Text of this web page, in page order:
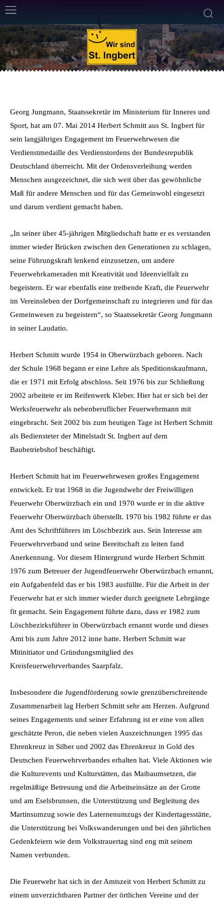
9. Mai 2014 Von Frank Leyendecker Min. Lesezeit
Georg Jungmann, Staatssekretär im Ministerium für Inneres und
Sport, hat am 07. Mai 2014 Herbert Schmitt aus St. Ingbert für
sein langjähriges Engagement im Feuerwehrwesen die
Verdienstmedaille des Verdienstordens der Bundesrepublik
Deutschland überreicht. Mit der Ordensverleihung werden
Menschen ausgezeichnet, die sich weit über das gewöhnliche
Maß für andere Menschen und für das Gemeinwohl eingesetzt
und darum verdient gemacht haben.
„In seiner über 45-jährigen Mitgliedschaft hatte er es verstanden
immer wieder Brücken zwischen den Generationen zu schlagen,
seine Führungskraft lenkend einzusetzen, um andere
Feuerwehrkameraden mit Kreativität und Ideenvielfalt zu
begeistern. Er war ebenfalls eine treibende Kraft, die Feuerwehr
im Vereinsleben der Dorfgemeinschaft zu integrieren und für das
Gemeinwesen zu begeistern“, so Staatssekretär Georg Jungmann
in seiner Laudatio.
Herbert Schmitt wurde 1954 in Oberwürzbach geboren. Nach
der Schule 1968 begann er eine Lehre als Speditionskaufmann,
die er 1971 mit Erfolg abschloss. Seit 1976 bis zur Schließung
2002 arbeitete er im Reifenwerk Kleber. Hier hat er sich bei der
Werksfeuerwehr als nebenberuflicher Feuerwehrmann mit
eingebracht. Seit 2002 bis zum heutigen Tage ist Herbert Schmitt
als Bediensteter der Mittelstadt St. Ingbert auf dem
Baubetriebshof beschäftigt.
Herbert Schmitt hat im Feuerwehrwesen großes Engagement
entwickelt. Er trat 1968 in die Jugendwehr der Freiwilligen
Feuerwehr Oberwürzbach ein und 1970 wurde er in die aktive
Feuerwehr Oberwürzbach überstellt. 1970 bis 1982 führte er das
Amt des Schriftführers im Löschbezirk aus. Sein Interesse am
Feuerwehrverband und seine Bereitschaft zu leiten fand
Anerkennung. Vor diesem Hintergrund wurde Herbert Schmitt
1976 zum Betreuer der Jugendfeuerwehr Oberwürzbach ernannt,
ein Aufgabenfeld das er bis 1983 ausfüllte. Für die Arbeit in der
Feuerwehr hat er sich immer wieder durch geeignete Lehrgänge
fit gemacht. Sein Engagement führte dazu, dass er 1982 zum
Löschbezirksführer in Oberwürzbach ernannt wurde und dieses
Amt bis zum Jahre 2012 inne hatte. Herbert Schmitt war
Mitinitiator und Gründungsmitglied des
Kreisfeuerwehrverbandes Saarpfalz.
Insbesondere die Jugendförderung sowie grenzüberschreitende
Zusammenarbeit lag Herbert Schmitt sehr am Herzen. Aufgrund
seines Engagements und seiner Erfahrung ist er eine von allen
geschätzte Peron, die neben vielen Auszeichnungen 1995 das
Ehrenkreuz in Silber und 2002 das Ehrenkreuz in Gold des
Deutschen Feuerwehrverbandes erhalten hat. Viele Aktionen wie
die Kulturevents und Kulturstätten, das Maibaumsetzen, die
regelmäßige Betreuung und die Arbeitseinsätze an der Grotte
und am Eselsbrunnen, die Unterstützung und Begleitung des
Martinsumzug sowie des Laternenumzugs der Kindertagesstätte,
die Unterstützung bei Volkswanderungen und bei den jährlichen
Gedenkfeiern wie dem Volkstrauertag sind eng mit seinem
Namen verbunden.
Die Feuerwehr hat sich in der Amtszeit von Herbert Schmitt zu
einem unverzichtbaren Partner der örtlichen Vereine und der